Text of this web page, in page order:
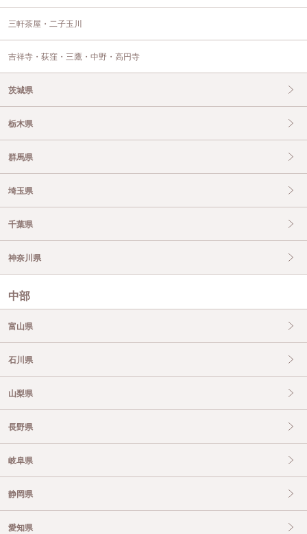
三軒茶屋・二子玉川
吉祥寺・荻窪・三鷹・中野・高円寺
茨城県
栃木県
群馬県
埼玉県
千葉県
神奈川県
中部
富山県
石川県
山梨県
長野県
岐阜県
静岡県
愛知県